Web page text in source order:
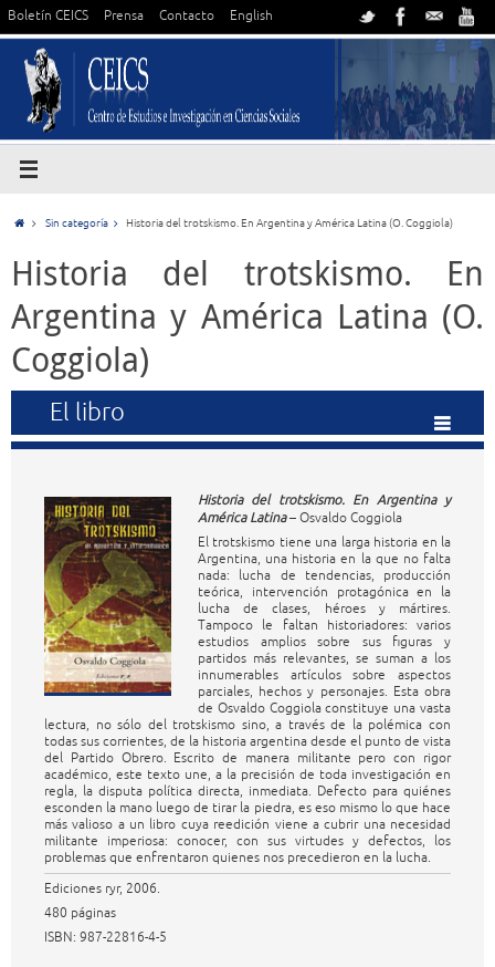
Boletín CEICS Prensa Contacto English
Sin categoría Historia del trotskismo. En Argentina y América Latina (O. Coggiola)
Historia del trotskismo. En
Argentina y América Latina (O.
Coggiola)
El libro
Historia del trotskismo. En Argentina y
América Latina– Osvaldo Coggiola
El trotskismo tiene una larga historia en la
Argentina, una historia en la que no falta
nada: lucha de tendencias, producción
teórica, intervención protagónica en la
lucha de clases, héroes y mártires.
Tampoco le faltan historiadores: varios
estudios amplios sobre sus figuras y
partidos más relevantes, se suman a los
innumerables artículos sobre aspectos
parciales, hechos y personajes. Esta obra
de Osvaldo Coggiola constituye una vasta
lectura, no sólo del trotskismo sino, a través de la polémica con
todas sus corrientes, de la historia argentina desde el punto de vista
del Partido Obrero. Escrito de manera militante pero con rigor
académico, este texto une, a la precisión de toda investigación en
regla, la disputa política directa, inmediata. Defecto para quiénes
esconden la mano luego de tirar la piedra, es eso mismo lo que hace
más valioso a un libro cuya reedición viene a cubrir una necesidad
militante imperiosa: conocer, con sus virtudes y defectos, los
problemas que enfrentaron quienes nos precedieron en la lucha.
Ediciones ryr, 2006.
480 páginas
ISBN: 987-22816-4-5